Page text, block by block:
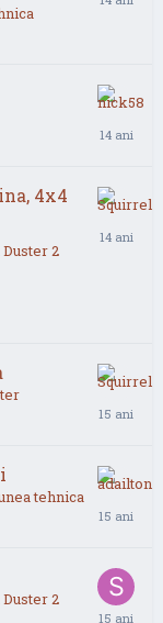
4x4
Duster 2
tehnica
Duster 2